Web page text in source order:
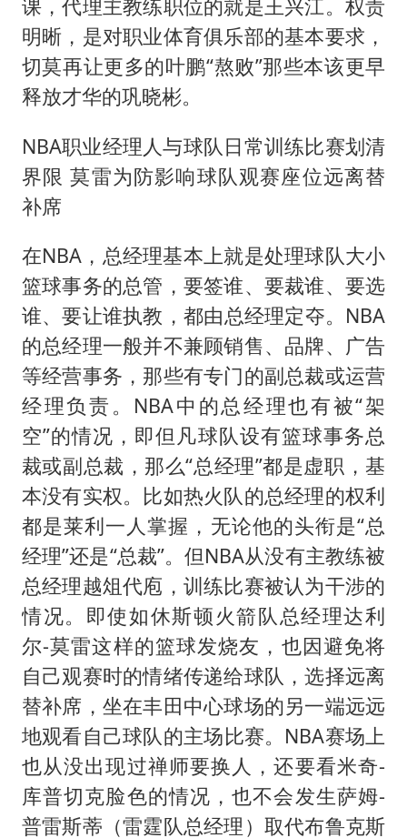
课，代理主教练职位的就是王兴江。权责
明晰，是对职业体育俱乐部的基本要求，
切莫再让更多的叶鹏“熬败”那些本该更早
释放才华的巩晓彬。
NBA职业经理人与球队日常训练比赛划清
界限 莫雷为防影响球队观赛座位远离替
补席
在NBA，总经理基本上就是处理球队大小
篮球事务的总管，要签谁、要裁谁、要选
谁、要让谁执教，都由总经理定夺。NBA
的总经理一般并不兼顾销售、品牌、广告
等经营事务，那些有专门的副总裁或运营
经理负责。NBA中的总经理也有被“架
空”的情况，即但凡球队设有篮球事务总
裁或副总裁，那么“总经理”都是虚职，基
本没有实权。比如热火队的总经理的权利
都是莱利一人掌握，无论他的头衔是“总
经理”还是“总裁”。但NBA从没有主教练被
总经理越俎代庖，训练比赛被认为干涉的
情况。即使如休斯顿火箭队总经理达利
尔-莫雷这样的篮球发烧友，也因避免将
自己观赛时的情绪传递给球队，选择远离
替补席，坐在丰田中心球场的另一端远远
地观看自己球队的主场比赛。NBA赛场上
也从没出现过禅师要换人，还要看米奇-
库普切克脸色的情况，也不会发生萨姆-
普雷斯蒂（雷霆队总经理）取代布鲁克斯